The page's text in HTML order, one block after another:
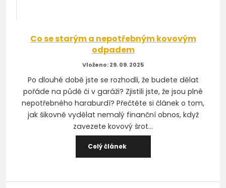
Co se starým a nepotřebným kovovým
odpadem
29. 09. 2025
Po dlouhé době jste se rozhodli, že budete dělat
pořáde na půdě či v garáži? Zjistili jste, že jsou plné
nepotřebného haraburdí? Přečtěte si článek o tom,
jak šikovně vydělat nemalý finanční obnos, když
zavezete kovový šrot...
Celý článek